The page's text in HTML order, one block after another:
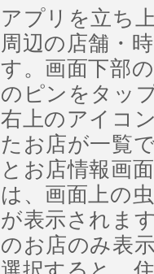
アプリを立ち
周辺の店舗・
す。画面下部
のピンをタッ
右上のアイコ
たお店が一覧
とお店情報画
は、画面上の
が表示されま
のお店のみ表
選択すると、